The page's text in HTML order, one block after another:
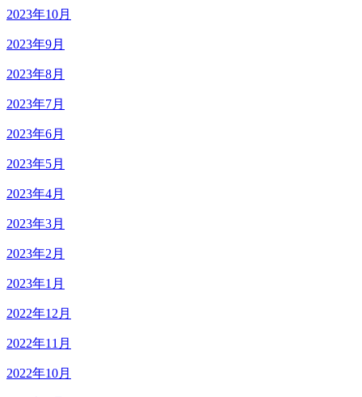
2023年10月
2023年9月
2023年8月
2023年7月
2023年6月
2023年5月
2023年4月
2023年3月
2023年2月
2023年1月
2022年12月
2022年11月
2022年10月